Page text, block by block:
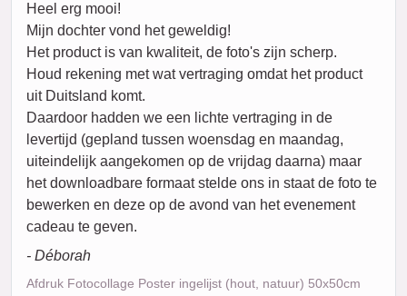
Heel erg mooi!
Mijn dochter vond het geweldig!
Het product is van kwaliteit, de foto's zijn scherp.
Houd rekening met wat vertraging omdat het product
uit Duitsland komt.
Daardoor hadden we een lichte vertraging in de
levertijd (gepland tussen woensdag en maandag,
uiteindelijk aangekomen op de vrijdag daarna) maar
het downloadbare formaat stelde ons in staat de foto te
bewerken en deze op de avond van het evenement
cadeau te geven.
- Déborah
Afdruk Fotocollage Poster ingelijst (hout, natuur) 50x50cm